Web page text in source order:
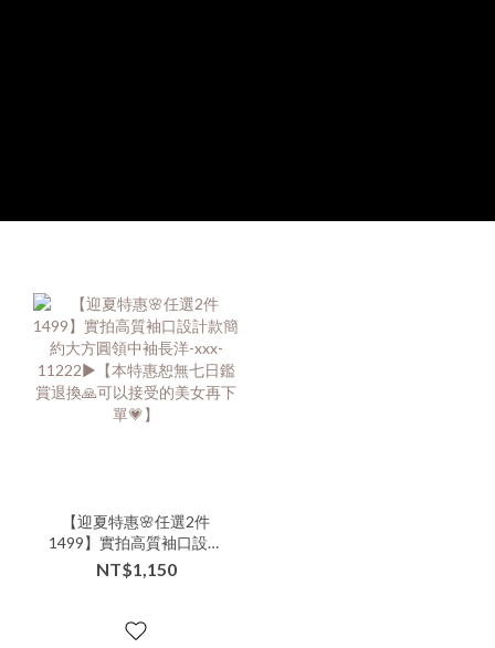
【迎夏特惠🌸任選2件
1499】實拍高質袖口設計
款簡約大方圓領中袖長洋-
xxx-11222▶【本特惠恕無
的美女再下單💗】
NT$1,150